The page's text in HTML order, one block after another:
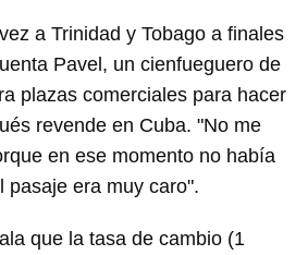
a Trinidad y Tobago a finales
Pavel, un cienfueguero de
plazas comerciales para hacer
revende en Cuba. "No me
en ese momento no había
pasaje era muy caro".
que la tasa de cambio (1